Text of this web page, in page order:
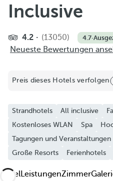
Inclusive
4.2 (13050) 4.7·
Neueste Bewertungen
Preis dieses Hotels verfolgen
Strandhotels All inclusive
Kostenloses WLAN
Spa
Tagungen und Veranstaltungen
Große Resorts
Ferienhotels
HotelLeistungenZimmer